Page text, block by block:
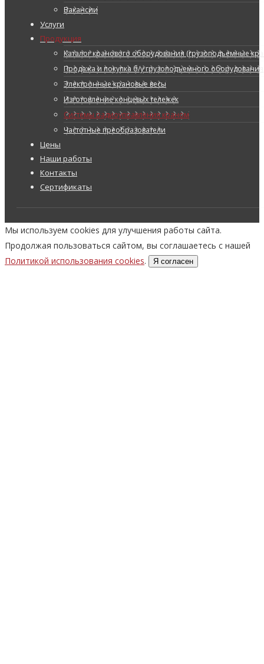
Вакансии
Услуги
Продукция
Каталог кранового оборудования (грузоподъемные
Продажа и покупка б/у грузоподъемного оборудования
Электронные крановые весы
Изготовление концевых тележек
Системы радиоуправления краном
Частотные преобразователи
Цены
Наши работы
Контакты
Сертификаты
Мы используем cookies для улучшения работы сайта.
Продолжая пользоваться сайтом, вы соглашаетесь с нашей
Политикой использования cookies. Я согласен